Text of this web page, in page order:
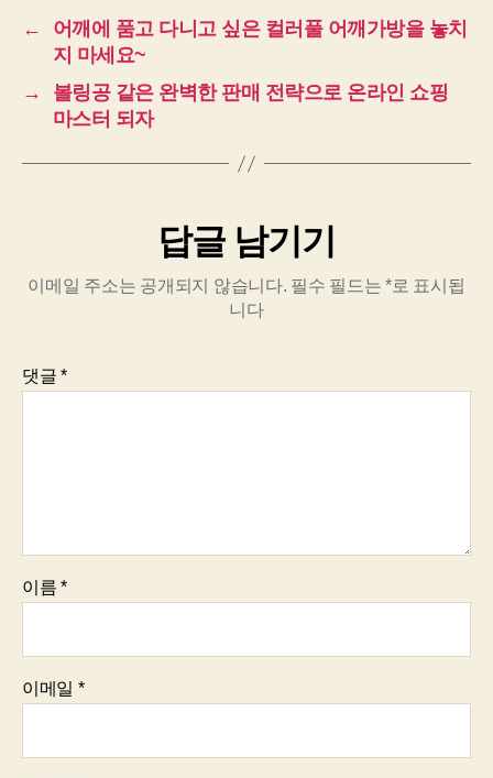
←
어깨에 품고 다니고 싶은 컬러풀 어깨가방을 놓치
지 마세요~
→
볼링공 같은 완벽한 판매 전략으로 온라인 쇼핑
마스터 되자
답글 남기기
이메일 주소는 공개되지 않습니다. 필수 필드는*로 표시됩
니다
댓글*
이름*
이메일 *